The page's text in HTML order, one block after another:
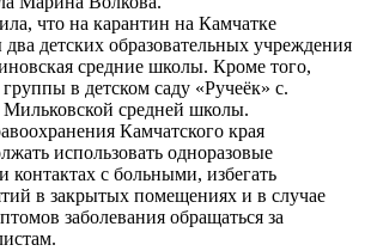
что на карантин на Камчатке
детских образовательных учреждения
средние школы. Кроме того,
в детском саду «Ручеёк» с.
средней школы.
Камчатского края
использовать одноразовые
с больными, избегать
в закрытых помещениях и в случае
заболевания обращаться за